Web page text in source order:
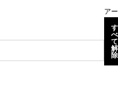
ア
す
べ
て
解
除